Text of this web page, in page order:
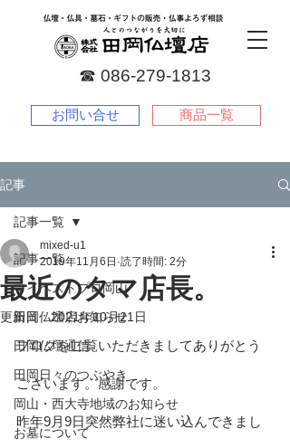
☎︎ 086-279-1813
お問い合せ 商品一覧
記事
記事一覧
マイベストプロ岡山
田岡仏壇店お知らせ
田岡仏壇通信
田岡日々のつぶやき
岡山・西大寺地域のお知らせ
お墓について
記事一覧
最近のタマ店長。
mixed-u1
2019年11月6日 読了時間: 2分
更新日：2021年10月21日
ブログをご覧いただきましてありがとう
ございます。感謝です。
昨年9月9日突然弊社に迷い込んできまし